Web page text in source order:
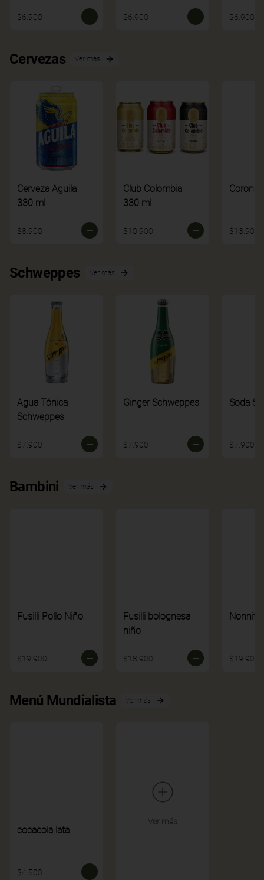
$6.900 $6.900 $6.900
Cervezas Ver más
Cerveza Aguila
330 ml
$8.900
Club Colombia
330 ml
$10.900
Corona
$13.900
Schweppes Ver más
Agua Tónica
Schweppes
$7.900
Ginger Schweppes
$7.900
Soda
$7.900
Bambini Ver más
Fusilli Pollo Niño
$19.900
Fusilli bolognesa
niño
$18.900 $19.900
Menú Mundialista Ver más
cocacola lata
$4.500
Ver más